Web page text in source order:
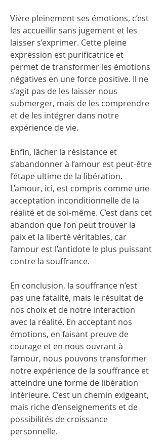
Vivre pleinement ses émotions, c’est
les accueillir sans jugement et les
laisser s’exprimer. Cette pleine
expression est purificatrice et
permet de transformer les émotions
négatives en une force positive. Il ne
s’agit pas de les laisser nous
submerger, mais de les comprendre
et de les intégrer dans notre
expérience de vie.
Enfin, lâcher la résistance et
s’abandonner à l’amour est peut-être
l’étape ultime de la libération.
L’amour, ici, est compris comme une
acceptation inconditionnelle de la
réalité et de soi-même. C’est dans cet
abandon que l’on peut trouver la
paix et la liberté véritables, car
l’amour est l’antidote le plus puissant
contre la souffrance.
En conclusion, la souffrance n’est
pas une fatalité, mais le résultat de
nos choix et de notre interaction
avec la réalité. En acceptant nos
émotions, en faisant preuve de
courage et en nous ouvrant à
l’amour, nous pouvons transformer
notre expérience de la souffrance et
atteindre une forme de libération
intérieure. C’est un chemin exigeant,
mais riche d’enseignements et de
possibilités de croissance
personnelle.